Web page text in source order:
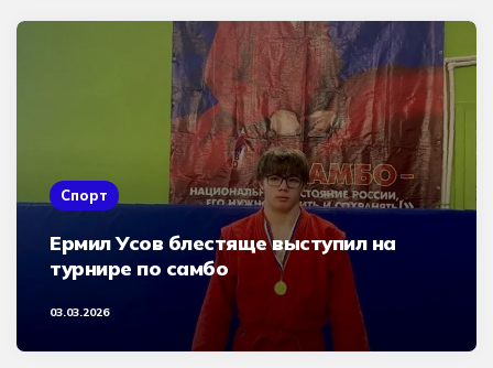
Спорт
Ермил Усов блестяще выступил на
турнире по самбо
03.03.2026